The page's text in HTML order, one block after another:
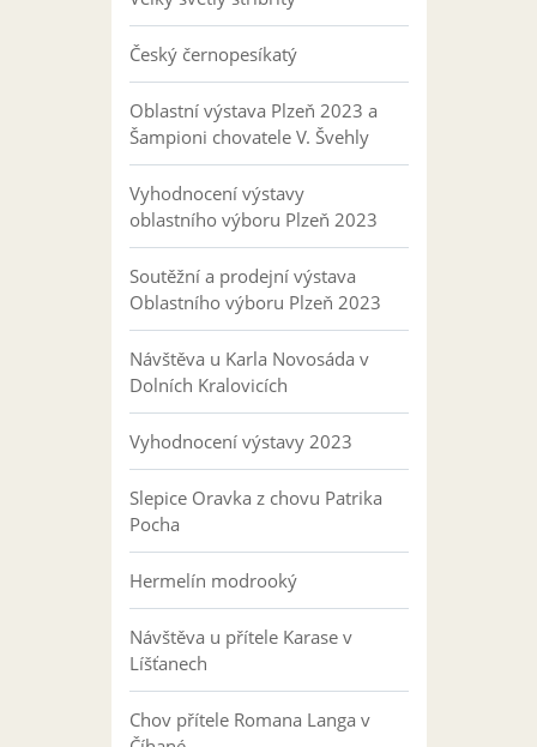
Český černopesíkatý
Oblastní výstava Plzeň 2023 a
Šampioni chovatele V. Švehly
Vyhodnocení výstavy
oblastního výboru Plzeň 2023
Soutěžní a prodejní výstava
Oblastního výboru Plzeň 2023
Návštěva u Karla Novosáda v
Dolních Kralovicích
Vyhodnocení výstavy 2023
Slepice Oravka z chovu Patrika
Pocha
Hermelín modrooký
Návštěva u přítele Karase v
Líšťanech
Chov přítele Romana Langa v